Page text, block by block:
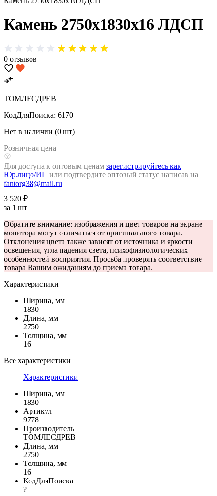
Камень 2750х1830х16 ЛДСП
0 отзывов
ТОМЛЕСДРЕВ
КодДляПоиска: 6170
Нет в наличии (0 шт)
Розничная цена
Для доступа к оптовым ценам зарегистрируйтесь как
Юр.лицо/ИП или подтвердите оптовый статус написав на
fantorg38@mail.ru
3 520 ₽
за 1 шт
Обратите внимание: изображения и цвет товаров на экране
монитора могут отличаться от оригинального товара.
Отклонения цвета также зависят от источника и яркости
освещения, угла падения света, психофизиологических
особенностей восприятия. Просьба проверять соответствие
товара Вашим ожиданиям до приема товара.
Характеристики
Ширина, мм
1830
Длина, мм
2750
Толщина, мм
16
Все характеристики
Характеристики
Ширина, мм
1830
Артикул
9778
Производитель
ТОМЛЕСДРЕВ
Длина, мм
2750
Толщина, мм
16
КодДляПоиска
?